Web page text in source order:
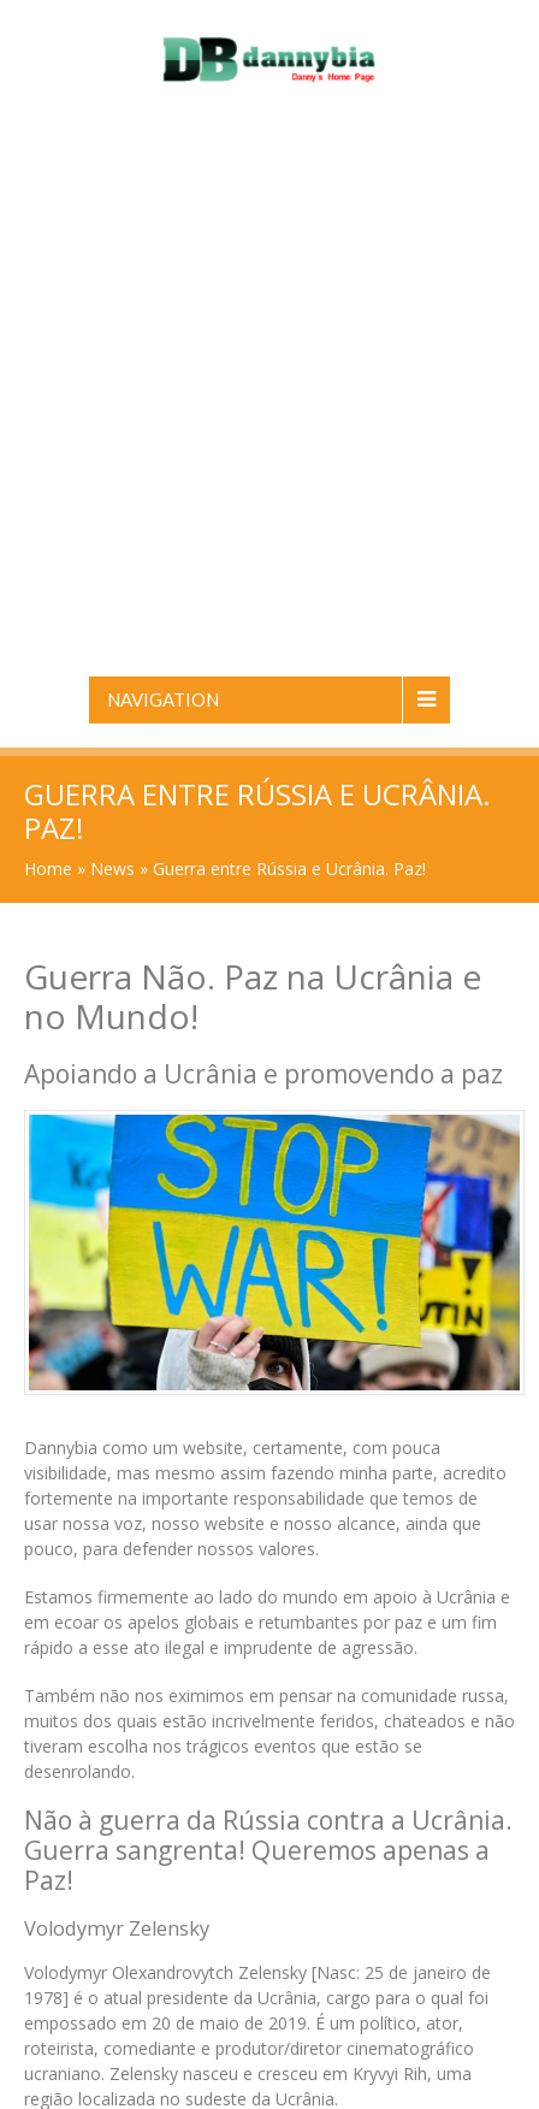
NAVIGATION
GUERRA ENTRE RÚSSIA E UCRÂNIA.
PAZ!
Home » News » Guerra entre Rússia e Ucrânia. Paz!
Guerra Não. Paz na Ucrânia e
no Mundo!
Apoiando a Ucrânia e promovendo a paz
Dannybia como um website, certamente, com pouca
visibilidade, mas mesmo assim fazendo minha parte, acredito
fortemente na importante responsabilidade que temos de
usar nossa voz, nosso website e nosso alcance, ainda que
pouco, para defender nossos valores.
Estamos firmemente ao lado do mundo em apoio à Ucrânia e
em ecoar os apelos globais e retumbantes por paz e um fim
rápido a esse ato ilegal e imprudente de agressão.
Também não nos eximimos em pensar na comunidade russa,
muitos dos quais estão incrivelmente feridos, chateados e não
tiveram escolha nos trágicos eventos que estão se
desenrolando.
Não à guerra da Rússia contra a Ucrânia.
Guerra sangrenta! Queremos apenas a
Paz!
Volodymyr Zelensky
Volodymyr Olexandrovytch Zelensky [Nasc: 25 de janeiro de
1978] é o atual presidente da Ucrânia, cargo para o qual foi
empossado em 20 de maio de 2019. É um político, ator,
roteirista, comediante e produtor/diretor cinematográfico
ucraniano. Zelensky nasceu e cresceu em Kryvyi Rih, uma
região localizada no sudeste da Ucrânia.